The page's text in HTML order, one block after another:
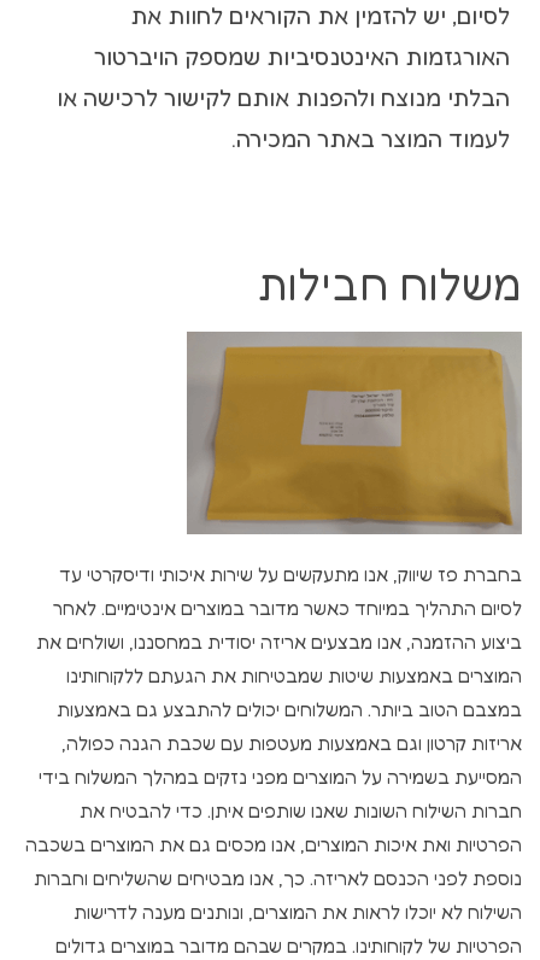
לסיום, יש להזמין את הקוראים לחוות את
האורגזמות האינטנסיביות שמספק הויברטור
הבלתי מנוצח ולהפנות אותם לקישור לרכישה או
לעמוד המוצר באתר המכירה.
משלוח חבילות
בחברת פז שיווק, אנו מתעקשים על שירות איכותי ודיסקרטי עד
לסיום התהליך במיוחד כאשר מדובר במוצרים אינטימיים. לאחר
ביצוע ההזמנה, אנו מבצעים אריזה יסודית במחסננו, ושולחים את
המוצרים באמצעות שיטות שמבטיחות את הגעתם ללקוחותינו
במצבם הטוב ביותר. המשלוחים יכולים להתבצע גם באמצעות
אריזות קרטון וגם באמצעות מעטפות עם שכבת הגנה כפולה,
המסייעת בשמירה על המוצרים מפני נזקים במהלך המשלוח בידי
חברות השילוח השונות שאנו שותפים איתן. כדי להבטיח את
הפרטיות ואת איכות המוצרים, אנו מכסים גם את המוצרים בשכבה
נוספת לפני הכנסם לאריזה. כך, אנו מבטיחים שהשליחים וחברות
השילוח לא יוכלו לראות את המוצרים, ונותנים מענה לדרישות
הפרטיות של לקוחותינו. במקרים שבהם מדובר במוצרים גדולים